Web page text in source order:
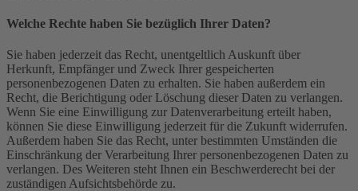
Welche Rechte haben Sie bezüglich Ihrer Daten?
Sie haben jederzeit das Recht, unentgeltlich Auskunft über
Herkunft, Empfänger und Zweck Ihrer gespeicherten
personenbezogenen Daten zu erhalten. Sie haben außerdem ein
Recht, die Berichtigung oder Löschung dieser Daten zu verlangen.
Wenn Sie eine Einwilligung zur Datenverarbeitung erteilt haben,
können Sie diese Einwilligung jederzeit für die Zukunft widerrufen.
Außerdem haben Sie das Recht, unter bestimmten Umständen die
Einschränkung der Verarbeitung Ihrer personenbezogenen Daten zu
verlangen. Des Weiteren steht Ihnen ein Beschwerderecht bei der
zuständigen Aufsichtsbehörde zu.